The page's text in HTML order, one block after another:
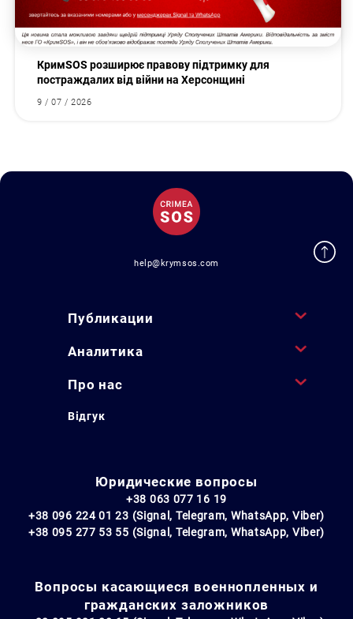
КримSOS розширює правову підтримку для
постраждалих від війни на Херсонщині
9 / 07 / 2026
help@krymsos.com
Публикации
Аналитика
Про нас
Відгук
Юридические вопросы
+38 063 077 16 19
+38 096 224 01 23 (Signal, Telegram, WhatsApp, Viber)
+38 095 277 53 55 (Signal, Telegram, WhatsApp, Viber)
Вопросы касающиеся военнопленных и
гражданских заложников